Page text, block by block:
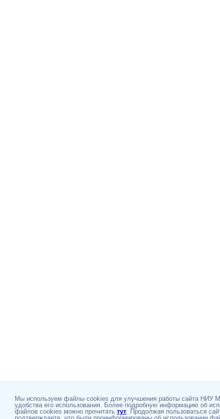
Мы используем файлы cookies для улучшения работы сайта НИУ
удобства его использования. Более подробную информацию об
файлов cookies можно прочитать тут. Продолжая пользоваться